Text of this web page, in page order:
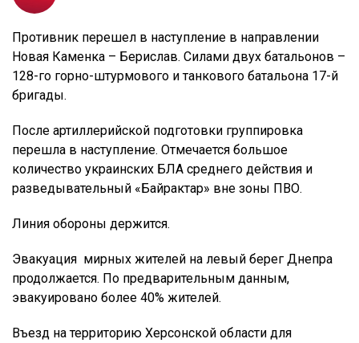
Противник перешел в наступление в направлении
Новая Каменка – Берислав. Силами двух батальонов –
128-го горно-штурмового и танкового батальона 17-й
бригады.
После артиллерийской подготовки группировка
перешла в наступление. Отмечается большое
количество украинских БЛА среднего действия и
разведывательный «Байрактар» вне зоны ПВО.
Линия обороны держится.
Эвакуация мирных жителей на левый берег Днепра
продолжается. По предварительным данным,
эвакуировано более 40% жителей.
Въезд на территорию Херсонской области для